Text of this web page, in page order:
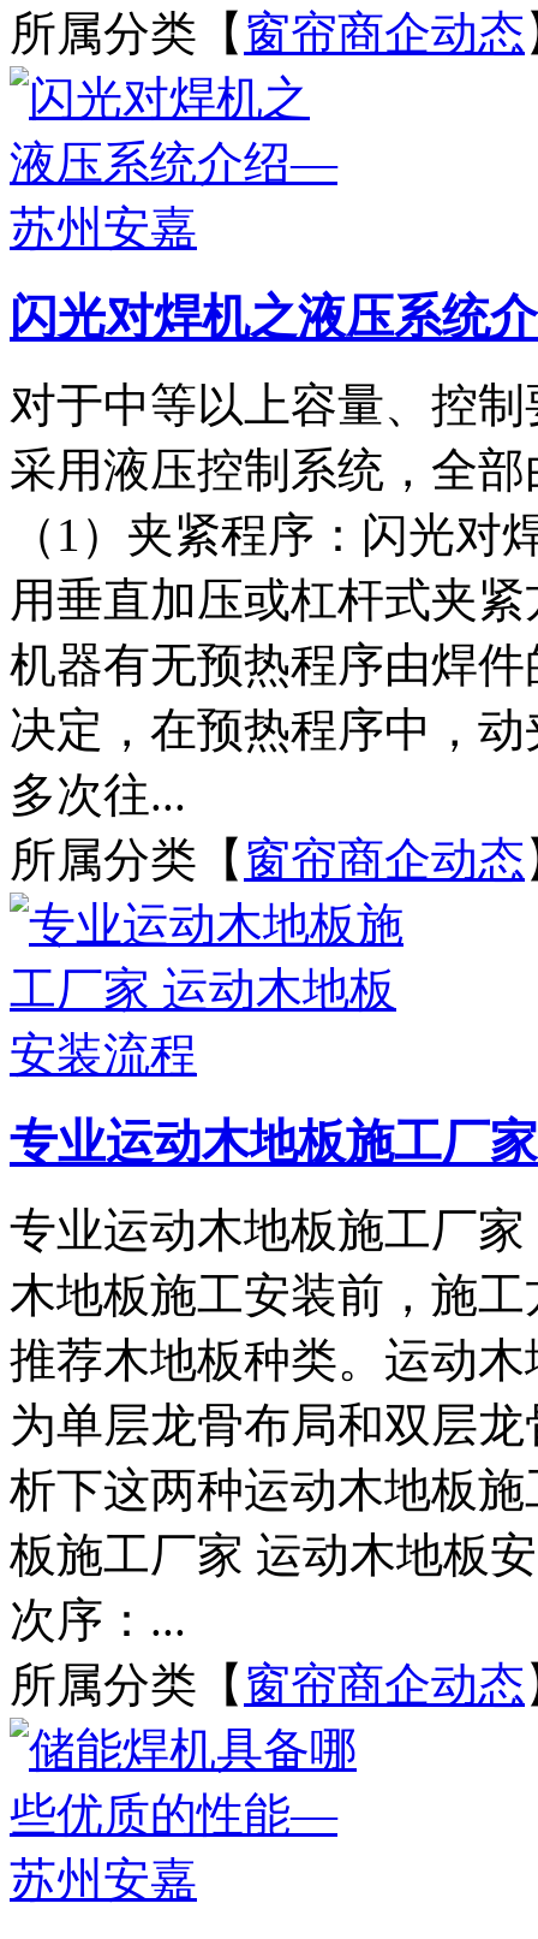
所属分类【 窗帘商企动态
闪光对焊机之液压系统
对于中等以上容量、控
采用液压控制系统，全
（1）夹紧程序：闪光
用垂直加压或杠杆式夹
机器有无预热程序由焊
决定，在预热程序中，
多次往...
所属分类【 窗帘商企动态
专业运动木地板施工厂
专业运动木地板施工
木地板施工安装前，施
推荐木地板种类。运动
为单层龙骨布局和双层
析下这两种运动木地板
板施工厂家 运动木地板
次序：...
所属分类【 窗帘商企动态